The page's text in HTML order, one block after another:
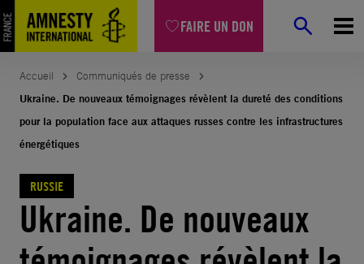
FAIRE UN DON
Aller
au
contenu
Accueil
Communiqués de presse
Ukraine. De nouveaux témoignages révèlent la dureté des conditions
pour la population face aux attaques russes contre les infrastructures
énergétiques
RUSSIE
Ukraine. De nouveaux